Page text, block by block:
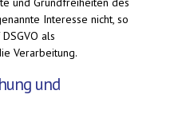
Interesse nicht, so
als
Verarbeitung.
und